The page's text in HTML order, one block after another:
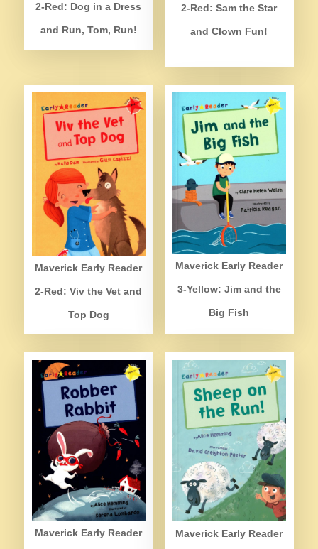
2-Red: Dog in a Dress
and Run, Tom, Run!
2-Red: Sam the Star
and Clown Fun!
Maverick Early Reader
2-Red: Viv the Vet and
Top Dog
Maverick Early Reader
3-Yellow: Jim and the
Big Fish
Maverick Early Reader Maverick Early Reader